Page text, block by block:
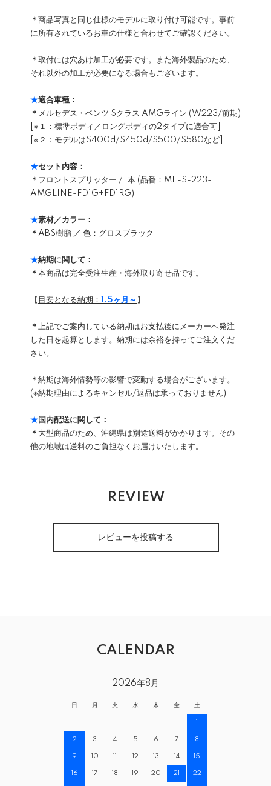
＊ 商品写真と同じ仕様のモデルに取り付け可能です。事前
に所有されているお車の仕様と合わせてご確認ください。
＊ 取付には穴あけ加工が必要です。また海外製品のため、
それ以外の加工が必要になる場合もございます。
★適合車種：
＊ メルセデス・ベンツ Sクラス AMGライン (W223/前期)
[※１：標準ボディ／ロングボディの2タイプに適合可]
[※２：モデルはS400d/S450d/S500/S580など]
★セット内容：
＊ フロントスプリッター / 1本 (品番：ME-S-223-
AMGLINE-FD1G+FD1RG)
★素材／カラー：
＊ ABS樹脂 ／ 色：グロスブラック
★納期に関して：
＊ 本商品は完全受注生産・海外取り寄せ品です。
【 目安となる納期： 1.5ヶ月～ 】
＊ 上記でご案内している納期はお支払後にメーカーへ発注
した日を起算とします。納期には余裕を持ってご注文くだ
さい。
＊ 納期は海外情勢等の影響で変動する場合がございます。
(※納期理由によるキャンセル/返品は承っておりません)
★国内配送に関して：
＊ 大型商品のため、沖縄県は別途送料がかかります。その
他の地域は送料のご負担なくお届けいたします。
REVIEW
レビューを投稿する
CALENDAR
2026年8月
日 月 火 水 木 金 土
1
2 3 4 5 6 7 8
9 10 11 12 13 14 15
16 17 18 19 20 21 22